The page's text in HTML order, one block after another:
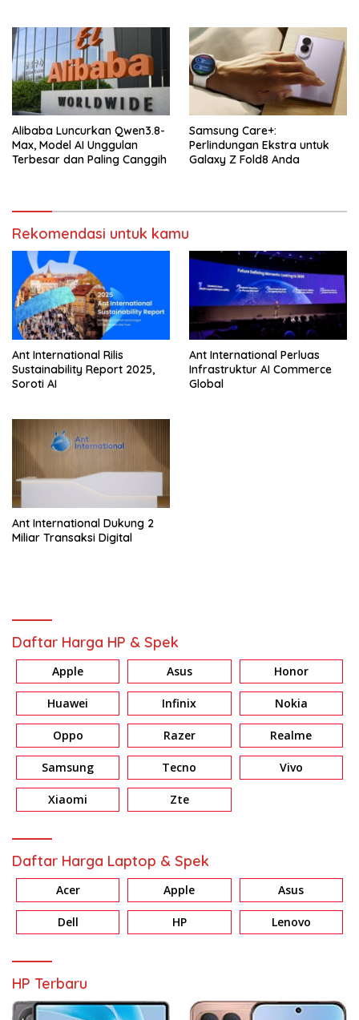
Alibaba Luncurkan Qwen3.8-
Max, Model AI Unggulan
Terbesar dan Paling Canggih
Samsung Care+:
Perlindungan Ekstra untuk
Galaxy Z Fold8 Anda
Rekomendasi untuk kamu
Ant International Rilis
Sustainability Report 2025,
Soroti AI
Ant International Perluas
Infrastruktur AI Commerce
Global
Ant International Dukung 2
Miliar Transaksi Digital
Daftar Harga HP & Spek
Apple Asus Honor
Huawei Infinix Nokia
Oppo Razer Realme
Samsung Tecno Vivo
Xiaomi Zte
Daftar Harga Laptop & Spek
Acer Apple Asus
Dell HP Lenovo
HP Terbaru